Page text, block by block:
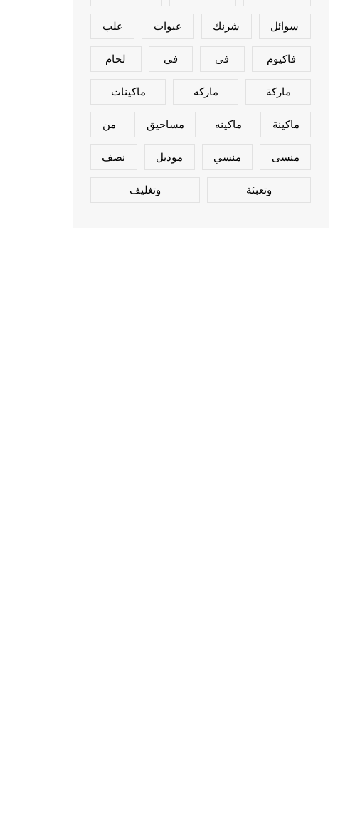
سوائل شرنك عبوات علب
فاكيوم فى في لحام
ماركة ماركه ماكينات
ماكينة ماكينه مساحيق من
منسى منسي موديل نصف
وتعبئة وتغليف